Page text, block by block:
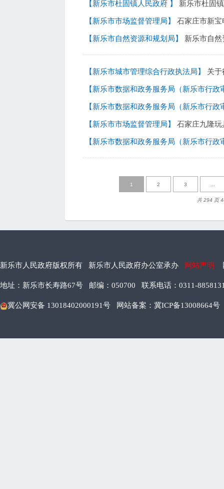
【新乐市杜固镇人民政府 】 新乐市杜固
【新乐市市场监督管理局】 石家庄市新宝电器有限责任公司
【新乐市自然资源和规划局】 新乐市自然资源和规划局
【新乐市城市管理综合行政执法局】 关于
【新乐市数据和政务服务局（新乐市行政
【新乐市数据和政务服务局（新乐市行政
【新乐市市场监督管理局】 石家庄九隆玩具制造
【新乐市数据和政务服务局（新乐市行政
1 2 3
共 294 页